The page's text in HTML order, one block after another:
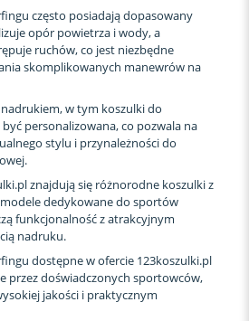
często posiadają dopasowany
opór powietrza i wody, a
ruchów, co jest niezbędne
skomplikowanych manewrów na
w tym koszulki do
personalizowana, co pozwala na
stylu i przynależności do
znajdują się różnorodne koszulki z
dedykowane do sportów
funkcjonalność z atrakcyjnym
nadruku.
dostępne w ofercie 123koszulki.pl
przez doświadczonych sportowców,
jakości i praktycznym